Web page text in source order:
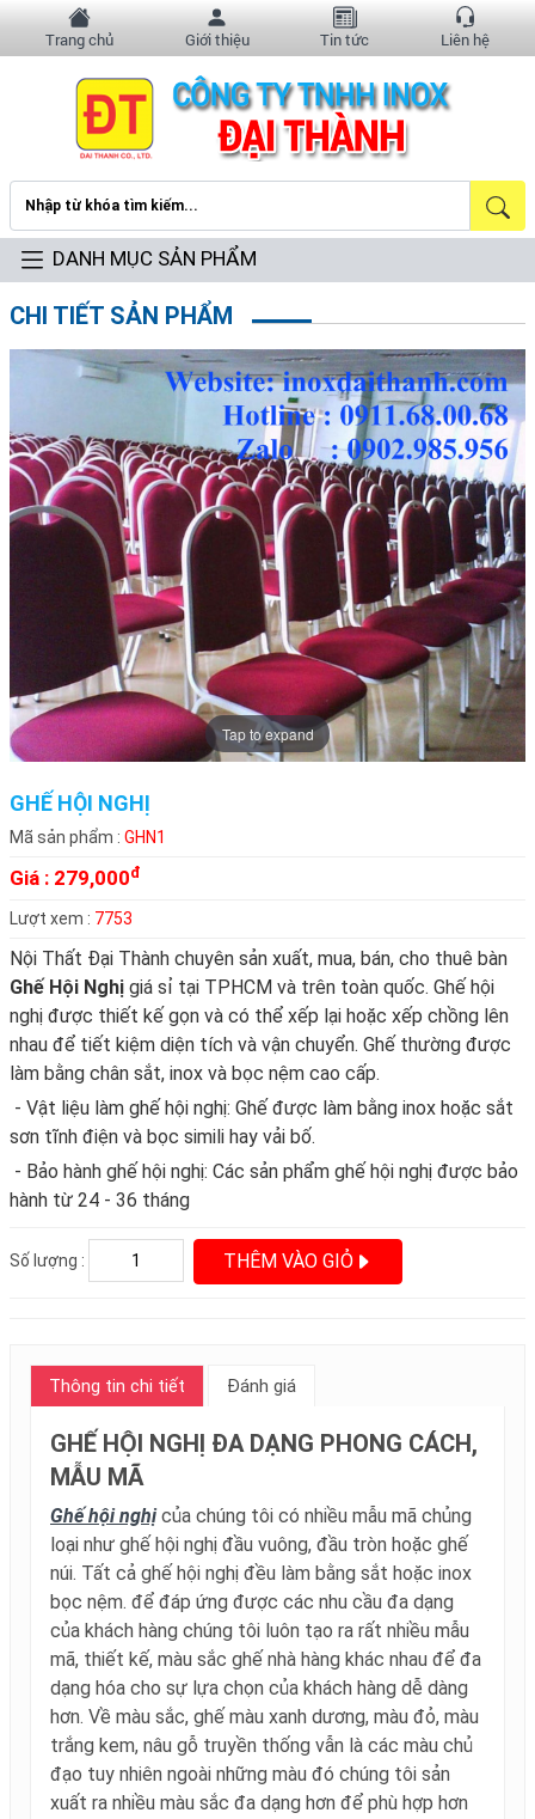
Trang chủ Giới thiệu Tin tức Liên hệ
DANH MỤC SẢN PHẨM
CHI TIẾT SẢN PHẨM
Tap to expand
GHẾ HỘI NGHỊ
Mã sản phẩm : GHN1
Giá : 279,000đ
Lượt xem : 7753
Nội Thất Đại Thành chuyên sản xuất, mua, bán, cho thuê bàn
Ghế Hội Nghị giá sỉ tại TPHCM và trên toàn quốc. Ghế hội
nghị được thiết kế gọn và có thể xếp lại hoặc xếp chồng lên
nhau để tiết kiệm diện tích và vận chuyển. Ghế thường được
làm bằng chân sắt, inox và bọc nệm cao cấp.
- Vật liệu làm ghế hội nghị: Ghế được làm bằng inox hoặc sắt
sơn tĩnh điện và bọc simili hay vải bố.
- Bảo hành ghế hội nghị: Các sản phẩm ghế hội nghị được bảo
hành từ 24 - 36 tháng
Số lượng : THÊM VÀO GIỎ
Thông tin chi tiết Đánh giá
GHẾ HỘI NGHỊ ĐA DẠNG PHONG CÁCH,
MẪU MÃ
Ghế hội nghịcủa chúng tôi có nhiều mẫu mã chủng
loại như ghế hội nghị đầu vuông, đầu tròn hoặc ghế
núi. Tất cả ghế hội nghị đều làm bằng sắt hoặc inox
bọc nệm. để đáp ứng được các nhu cầu đa dạng
của khách hàng chúng tôi luôn tạo ra rất nhiều mẫu
mã, thiết kế, màu sắc ghế nhà hàng khác nhau để đa
dạng hóa cho sự lựa chọn của khách hàng dễ dàng
hơn. Về màu sắc, ghế màu xanh dương, màu đỏ, màu
trắng kem, nâu gỗ truyền thống vẫn là các màu chủ
đạo tuy nhiên ngoài những màu đó chúng tôi sản
xuất ra nhiều màu sắc đa dạng hơn để phù hợp hơn